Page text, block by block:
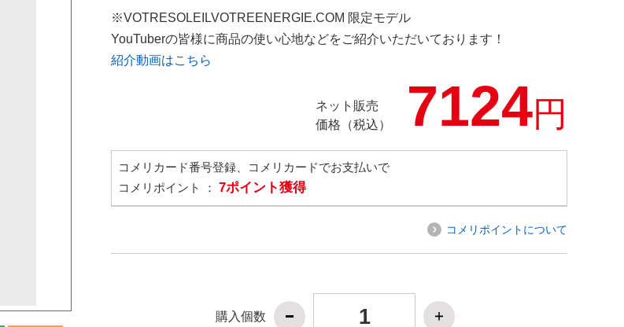
※VOTRESOLEILVOTREENERGIE.COM 限定モデル
YouTuberの皆様に商品の使い心地などをご紹介いただいております！
紹介動画はこちら
ネット販売
価格（税込）
7124円
コメリカード番号登録、コメリカードでお支払いで
コメリポイント ： 7ポイント獲得
コメリポイントについて
購入個数